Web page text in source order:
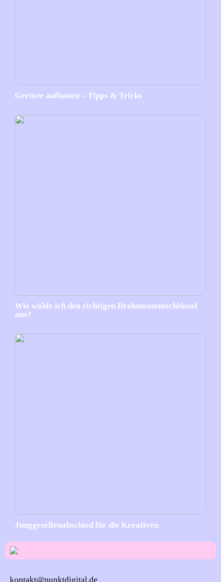
Gerüste aufbauen – Tipps & Tricks
Wie wähle ich den richtigen Drehmomentschlüssel
aus?
Junggesellenabschied für die Kreativen
kontakt@punktdigital.de